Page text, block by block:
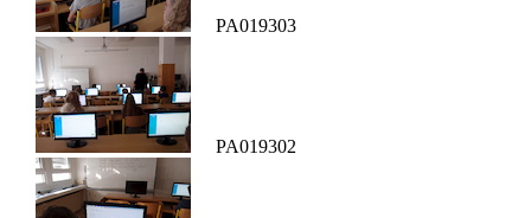
PA019303
PA019302